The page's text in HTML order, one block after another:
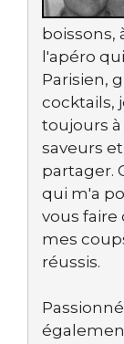
boissons,
l'apéro
Parisien,
cocktails,
toujours
saveurs
partager.
qui m'a
vous
mes
réussis.